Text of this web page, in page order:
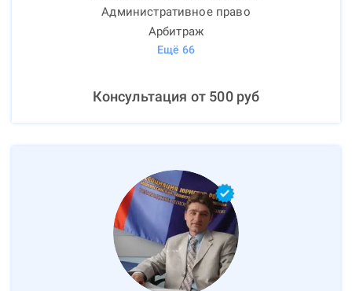
Административное право
Арбитраж
Ещё 66
Консультация от 500руб